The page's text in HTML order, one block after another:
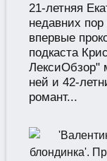
21-летняя
недавних
впервые
подкаста
ЛексиОбзор"
ней и 42-
романт...